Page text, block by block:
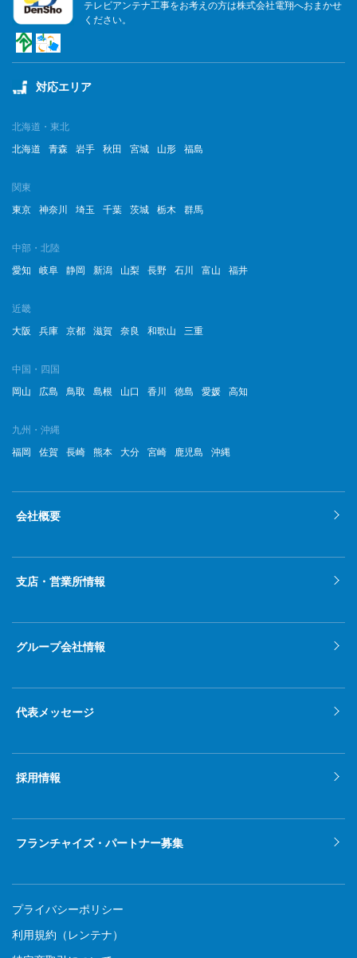
テレビアンテナ工事をお考えの方は株式会社電翔へおまかせ
ください。
対応エリア
北海道・東北
北海道
青森 岩手 秋田 宮城 山形 福島
関東
東京
神奈川 埼玉 千葉 茨城 栃木 群馬
中部・北陸
愛知
岐阜 静岡 新潟 山梨 長野 石川 富山 福井
近畿
大阪
兵庫 京都 滋賀 奈良 和歌山 三重
中国・四国
岡山
広島 鳥取 島根 山口 香川 徳島 愛媛 高知
九州・沖縄
福岡
佐賀 長崎 熊本 大分 宮崎 鹿児島 沖縄
会社概要
支店・営業所情報
グループ会社情報
代表メッセージ
採用情報
フランチャイズ・パートナー募集
プライバシーポリシー
利用規約（レンテナ）